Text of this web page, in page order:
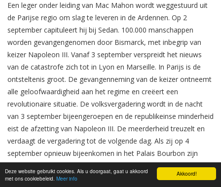
Akkoord!
Deze website gebruikt cookies. Als u doorgaat, gaat u akkoord
met ons cookiebeleid. Meer info
Een leger onder leiding van Mac Mahon wordt weggestuurd uit
de Parijse regio om slag te leveren in de Ardennen. Op 2
september capituleert hij bij Sedan. 100.000 manschappen
worden gevangengenomen door Bismarck, met inbegrip van
keizer Napoleon III. Vanaf 3 september verspreidt het nieuws
van de catastrofe zich tot in Lyon en Marseille. In Parijs is de
ontsteltenis groot. De gevangenneming van de keizer ontneemt
alle geloofwaardigheid aan het regime en creëert een
revolutionaire situatie. De volksvergadering wordt in de nacht
van 3 september bijeengeroepen en de republikeinse minderheid
eist de afzetting van Napoleon III. De meerderheid treuzelt en
verdaagt de vergadering tot de volgende dag. Als zij op 4
september opnieuw bijeenkomen in het Palais Bourbon zijn
duizenden manifestanten er rond samengestroomd. De
soldaten, die in versterking zijn opgesteld, zijn te